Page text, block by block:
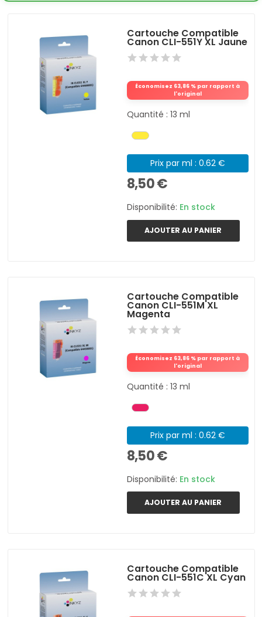
Cartouche Compatible
Canon CLI-551Y XL Jaune
Économisez 63,86 % par rapport à
l'original
Quantité : 13 ml
Prix par ml : 0.62 €
8,50 €
Disponibilité: En stock
AJOUTER AU PANIER
Cartouche Compatible
Canon CLI-551M XL
Magenta
Économisez 63,86 % par rapport à
l'original
Quantité : 13 ml
Prix par ml : 0.62 €
8,50 €
Disponibilité: En stock
AJOUTER AU PANIER
Cartouche Compatible
Canon CLI-551C XL Cyan